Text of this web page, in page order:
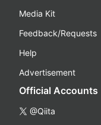
Media Kit
Feedback/Requests
Help
Advertisement
Official Accounts
@Qiita